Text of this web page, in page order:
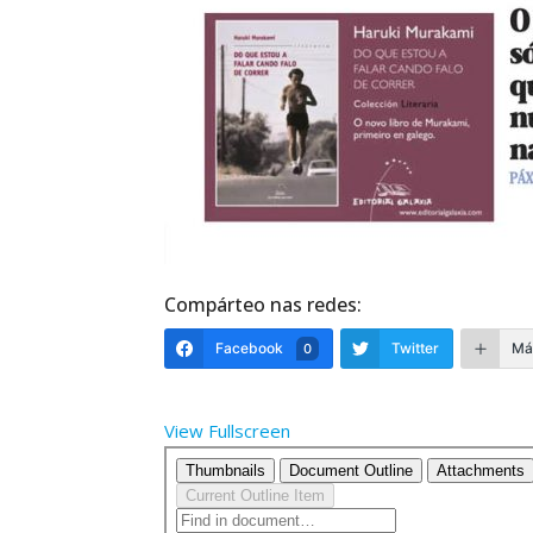
Compárteo nas redes:
Facebook 0 Twitter
View Fullscreen